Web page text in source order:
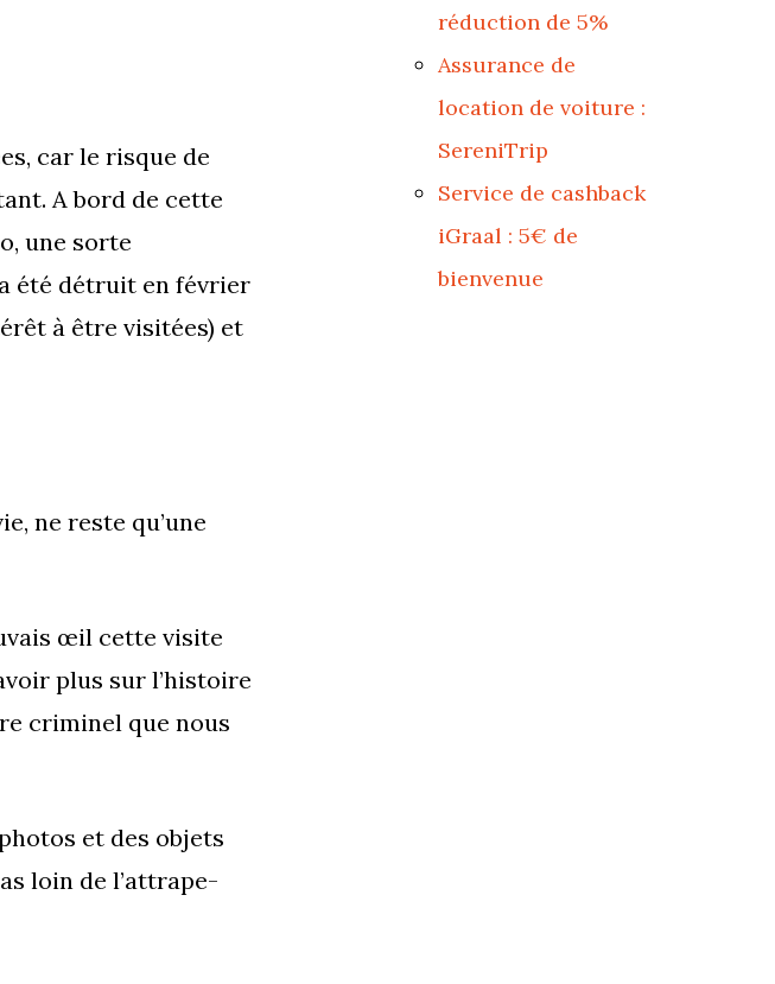
car le risque de
A bord de cette
une sorte
a été détruit en février
à être visitées) et
ne reste qu’une
œil cette visite
plus sur l’histoire
criminel que nous
et des objets
loin de l’attrape-
réduction de 5%
Assurance de
location de voiture :
SereniTrip
Service de cashback
iGraal : 5€ de
bienvenue